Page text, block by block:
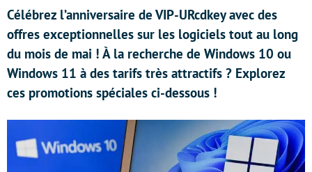
Célébrez l’anniversaire de VIP-URcdkey avec des
offres exceptionnelles sur les logiciels tout au long
du mois de mai ! À la recherche de Windows 10 ou
Windows 11 à des tarifs très attractifs ? Explorez
ces promotions spéciales ci-dessous !